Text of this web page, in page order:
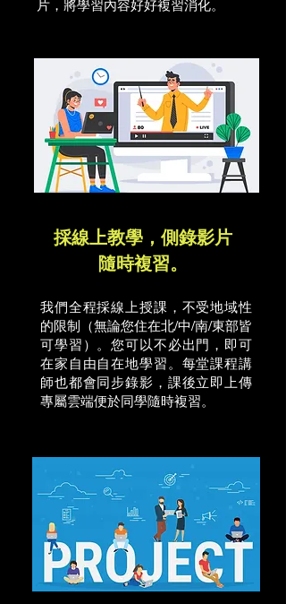
片，將學習內容好好複習消化。
​採線上教學，側錄影片
隨時複習。
我們全程採線上授課，不受地域性
的限制（無論您住在北/中/南/東部皆
可學習）。您可以不必出門，即可
在家自由自在地學習。每堂課程講
師也都會同步錄影，課後立即上傳
專屬雲端便於同學隨時複習。